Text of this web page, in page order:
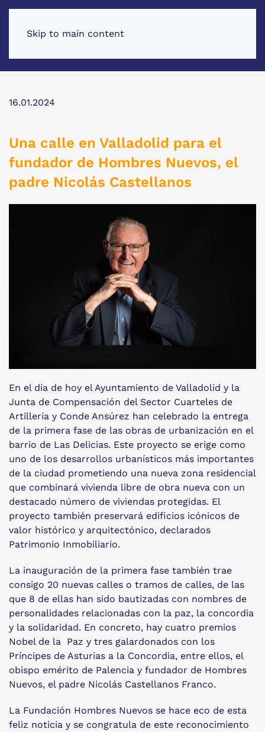
Skip to main content
16.01.2024
Una calle en Valladolid para el
fundador de Hombres Nuevos, el
padre Nicolás Castellanos
En el día de hoy el Ayuntamiento de Valladolid y la
Junta de Compensación del Sector Cuarteles de
Artillería y Conde Ansúrez han celebrado la entrega
de la primera fase de las obras de urbanización en el
barrio de Las Delicias. Este proyecto se erige como
uno de los desarrollos urbanísticos más importantes
de la ciudad prometiendo una nueva zona residencial
que combinará vivienda libre de obra nueva con un
destacado número de viviendas protegidas. El
proyecto también preservará edificios icónicos de
valor histórico y arquitectónico, declarados
Patrimonio Inmobiliario.
La inauguración de la primera fase también trae
consigo 20 nuevas calles o tramos de calles, de las
que 8 de ellas han sido bautizadas con nombres de
personalidades relacionadas con la paz, la concordia
y la solidaridad. En concreto, hay cuatro premios
Nobel de la Paz y tres galardonados con los
Príncipes de Asturias a la Concordia, entre ellos, el
obispo emérito de Palencia y fundador de Hombres
Nuevos, el padre Nicolás Castellanos Franco.
La Fundación Hombres Nuevos se hace eco de esta
feliz noticia y se congratula de este reconocimiento